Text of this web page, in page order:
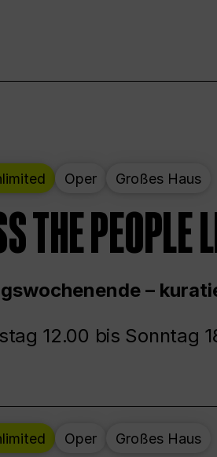
Oper Großes Haus
THE PEOPLE
–
12.00 bis Sonntag
Oper Großes Haus